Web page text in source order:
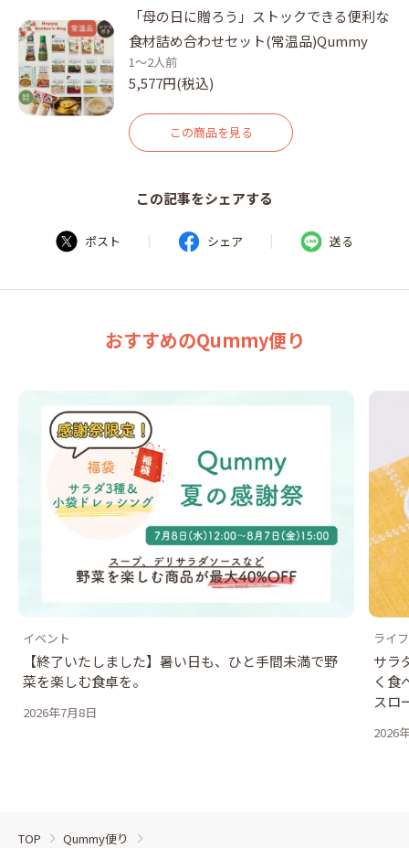
「母の日に贈ろう」ストックできる便利な
食材詰め合わせセット(常温品)Qummy
1～2人前
5,577円(税込)
この商品を見る
この記事をシェアする
ポスト | シェア | 送る
おすすめのQummy便り
イベント
【終了いたしました】暑い日も、ひと手間未満で野
菜を楽しむ食卓を。
2026年7月8日
ライ
サラ
く食
スロ
2026
TOP
Qummy便り